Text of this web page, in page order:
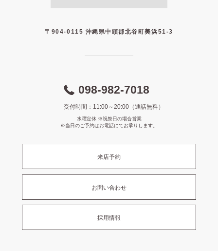
〒904-0115 沖縄県中頭郡北谷町美浜51-3
098-982-7018
受付時間：11:00～20:00（通話無料）
水曜定休 ※祝祭日の場合営業
※当日のご予約はお電話にてお承りします。
来店予約
お問い合わせ
採用情報